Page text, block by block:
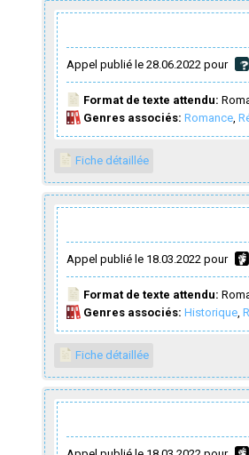
Appel publié le 28.06.2022 pour
Format de texte attendu:
Genres associés: Romance,
Fiche détaillée
Appel publié le 18.03.2022 pour
Format de texte attendu:
Genres associés: Historique,
Fiche détaillée